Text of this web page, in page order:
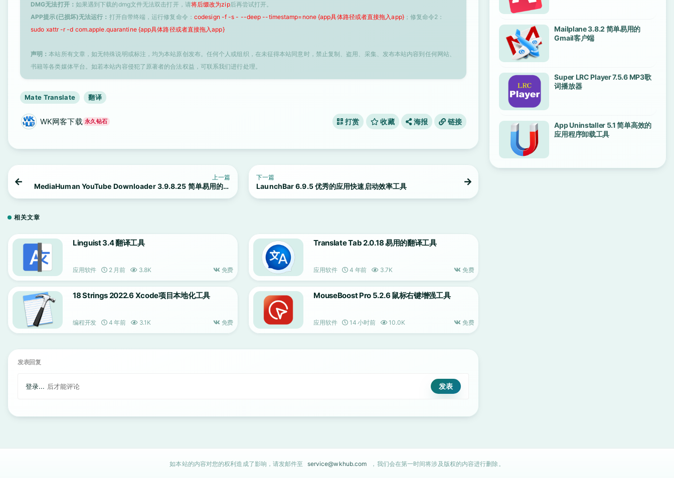
DMG无法打开： 如果遇到下载的dmg文件无法双击打开，请将后缀改为zip后再尝试打开。
APP提示(已损坏)无法运行： 打开自带终端，运行修复命令： codesign -f -s - --deep --timestamp=none {app具体路径或者直接拖入app}；修复命令2：
sudo xattr -r -d com.apple.quarantine {app具体路径或者直接拖入app}
声明：本站所有文章，如无特殊说明或标注，均为本站原创发布。任何个人或组织，在未征得本站同意时，禁止复制、盗用、采集、发布本站内容到任何网站、
书籍等各类媒体平台。如若本站内容侵犯了原著者的合法权益，可联系我们进行处理。
Mate Translate 翻译
WK网客下载 永久钻石 打赏 收藏 海报 链接
上一篇
MediaHuman YouTube Downloader 3.9.8.25 简单易用的油
下一篇
LaunchBar 6.9.5 优秀的应用快速启动效率工具
相关文章
Linguist 3.4 翻译工具
应用软件 2 月前 3.8K 免费
Translate Tab 2.0.18 易用的翻译工具
应用软件 4 年前 3.7K 免费
18 Strings 2022.6 Xcode项目本地化工具
编程开发 4 年前 3.1K 免费
MouseBoost Pro 5.2.6 鼠标右键增强工具
应用软件 14 小时前 10.0K 免费
发表回复
登录... 后才能评论
Mailplane 3.8.2 简单易用的
Gmail客户端
Super LRC Player 7.5.6 MP3歌
词播放器
App Uninstaller 5.1 简单高效的
应用程序卸载工具
如本站的内容对您的权利造成了影响，请发邮件至 service@wkhub.com ，我们会在第一时间将涉及版权的内容进行删除。